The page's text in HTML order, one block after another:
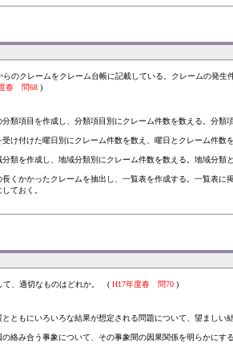
らのクレームをクレーム台帳に記載している。クレームの発
春 問68 )
分類項目を作成し、分類項目別にクレーム件数を数える。分類
受け付けた曜日別にクレーム件数を数え、曜日とクレーム件数
分類を作成し、地域分類別にクレーム件数を数える。地域分類
長くかかったクレームを抽出し、一覧表を作成する。一覧表に
ておく。
て、適切なものはどれか。 ( H17年度春 問70 )
とともにいろいろな結果が想定される問題について、望ましい
の絡み合う事象について、その事象間の因果関係を明らかにす